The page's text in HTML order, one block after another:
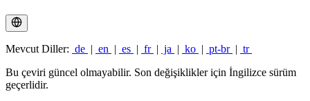
Mevcut Diller: de | en | es | fr | ja | ko | pt-br | tr
Bu çeviri güncel olmayabilir. Son değişiklikler için İngilizce sürüm
geçerlidir.